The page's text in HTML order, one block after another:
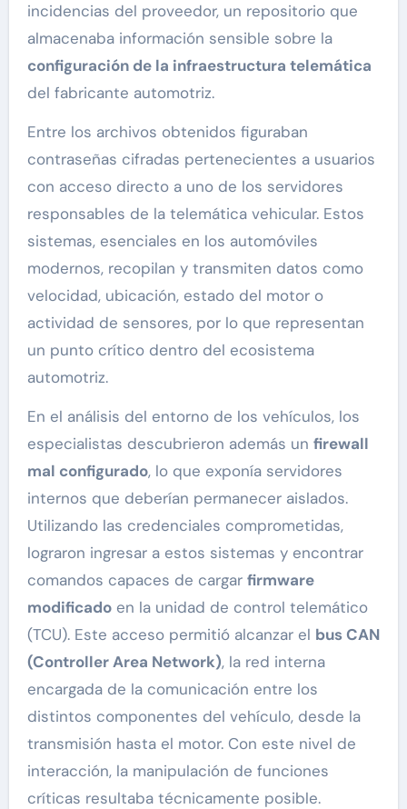
incidencias del proveedor, un repositorio que
almacenaba información sensible sobre la
configuración de la infraestructura telemática
del fabricante automotriz.
Entre los archivos obtenidos figuraban
contraseñas cifradas pertenecientes a usuarios
con acceso directo a uno de los servidores
responsables de la telemática vehicular. Estos
sistemas, esenciales en los automóviles
modernos, recopilan y transmiten datos como
velocidad, ubicación, estado del motor o
actividad de sensores, por lo que representan
un punto crítico dentro del ecosistema
automotriz.
En el análisis del entorno de los vehículos, los
especialistas descubrieron además un firewall
mal configurado, lo que exponía servidores
internos que deberían permanecer aislados.
Utilizando las credenciales comprometidas,
lograron ingresar a estos sistemas y encontrar
comandos capaces de cargar firmware
modificadoen la unidad de control telemático
(TCU). Este acceso permitió alcanzar el bus CAN
(Controller Area Network), la red interna
encargada de la comunicación entre los
distintos componentes del vehículo, desde la
transmisión hasta el motor. Con este nivel de
interacción, la manipulación de funciones
críticas resultaba técnicamente posible.